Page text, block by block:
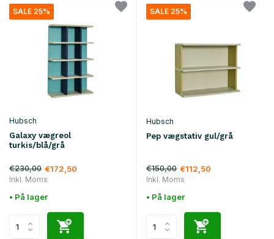
SALE 25%
Hubsch
Galaxy vægreol
turkis/blå/grå
€230,00 €172,50
Inkl. Moms
• På lager
SALE 25%
Hubsch
Pep vægstativ gul/grå
€150,00 €112,50
Inkl. Moms
• På lager